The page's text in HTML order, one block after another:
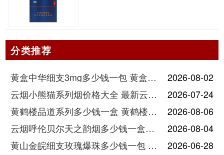
分类推荐
黄盒中华细支3mg多少钱一包 黄盒中华细支3mg香烟价格查询
2026-08-02
云烟小熊猫系列烟价格大全 最新云烟小熊猫图片报价
2026-07-24
黄鹤楼品道系列多少钱一盒 黄鹤楼品道系列香烟价格表图片
2026-08-06
云烟呼伦贝尔天之韵烟多少钱一盒中支价格
2026-08-04
黄山金皖细支玫瑰爆珠多少钱一包 黄山金皖细支玫瑰爆珠2025最新价格
2026-06-28